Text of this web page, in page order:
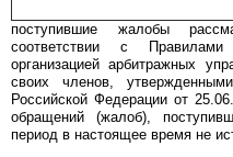
поступившие жалобы
соответствии с Правилами
организацией арбитражных
своих членов,
Российской Федерации от
обращений (жалоб),
период в настоящее время не